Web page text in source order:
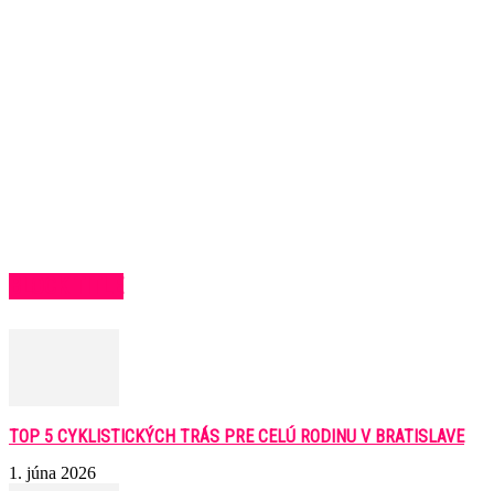
TOP 5 CYKLISTICKÝCH TRÁS PRE CELÚ RODINU V BRATISLAVE
1. júna 2026